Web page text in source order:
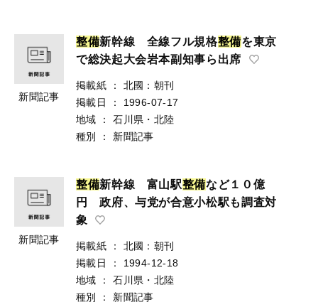
新聞記事
整備新幹線 全線フル規格整備を東京
で総決起大会岩本副知事ら出席
掲載紙 ：
北國：朝刊
掲載日
：
1996-07-17
地域
：
石川県・北陸
種別
： 新聞記事
新聞記事
整備新幹線 富山駅整備など１０億
円 政府、与党が合意小松駅も調査対
象
掲載紙 ：
北國：朝刊
掲載日
：
1994-12-18
地域
：
石川県・北陸
種別
： 新聞記事